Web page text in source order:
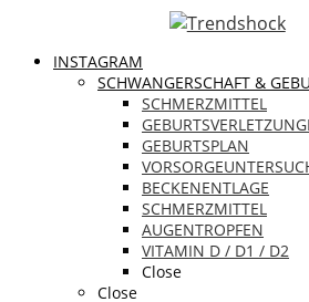
INSTAGRAM
SCHWANGERSCHAFT &
SCHMERZMITTEL
GEBURTSPLAN
BECKENENTLAGE
SCHMERZMITTEL
AUGENTROPFEN
VITAMIN D / D1 / D2
Close
Close